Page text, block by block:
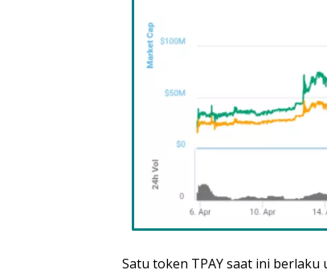
Satu token TPAY saat ini berlaku